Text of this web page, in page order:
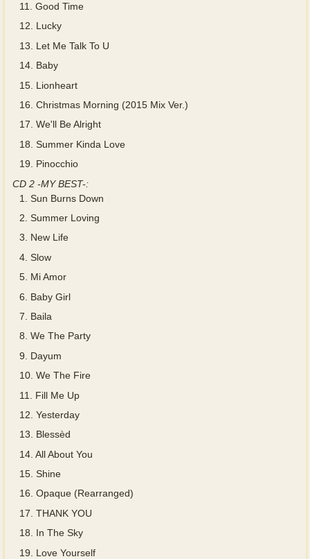
11.
Good Time
12. Lucky
13.
Let Me Talk To U
14. Baby
15. Lionheart
16. Christmas Morning (2015 Mix Ver.)
17. We'll Be Alright
18. Summer Kinda Love
19. Pinocchio
CD 2 -MY BEST-:
1.
Sun Burns Down
2. Summer Loving
3. New Life
4. Slow
5. Mi Amor
6.
Baby Girl
7.
Baila
8. We The Party
9.
Dayum
10. We The Fire
11.
Fill Me Up
12. Yesterday
13. Blessèd
14. All About You
15. Shine
16. Opaque (Rearranged)
17. THANK YOU
18. In The Sky
19.
Love Yourself